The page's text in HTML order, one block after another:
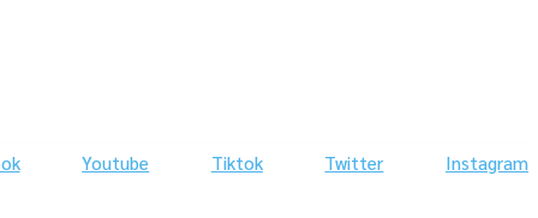
Youtube Tiktok Twitter Instagram